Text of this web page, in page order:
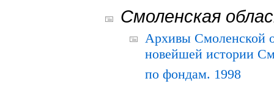
Смоленская
Архивы Смоленской
новейшей истории
по фондам. 1998